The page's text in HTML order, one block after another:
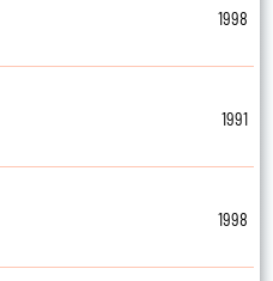
1998
1991
1998